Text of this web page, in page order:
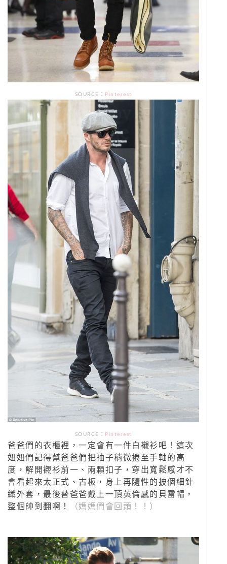
SOURCE： Pinterest
SOURCE： Pinterest
爸爸們的衣櫃裡，一定會有一件白襯衫吧！這次
妞妞們記得幫爸爸們把袖子稍微捲至手軸的高
度，解開襯衫前一、兩顆扣子，穿出寬鬆感才不
會看起來太正式、古板，身上再隨性的披個細針
織外套，最後替爸爸戴上一頂英倫感的貝雷帽，
整個帥到翻啊！
（媽媽們會回頭！！）